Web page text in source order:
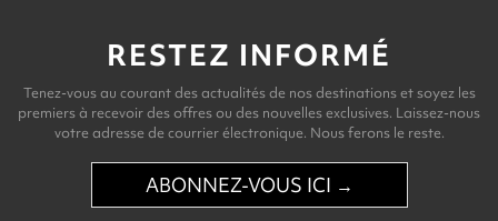
RESTEZ INFORMÉ
Tenez-vous au courant des actualités de nos destinations et soyez les
premiers à recevoir des offres ou des nouvelles exclusives. Laissez-nous
votre adresse de courrier électronique. Nous ferons le reste.
ABONNEZ-VOUS ICI →